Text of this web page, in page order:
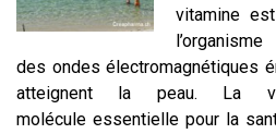
vitamine
des ondes électromagnétiques
atteignent la peau. La
molécule essentielle pour la